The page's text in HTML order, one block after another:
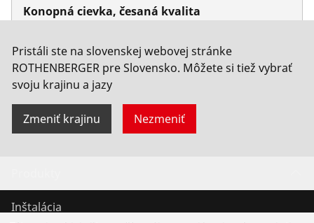
Konopná cievka, česaná kvalita
Pristáli ste na slovenskej webovej stránke
ROTHENBERGER pre Slovensko. Môžete si tiež vybrať
svoju krajinu a jazy
Zmeniť krajinu Nezmeniť
Inštalácia